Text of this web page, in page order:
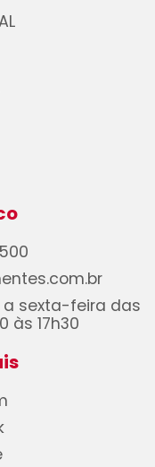
sexta-feira das
às 17h30